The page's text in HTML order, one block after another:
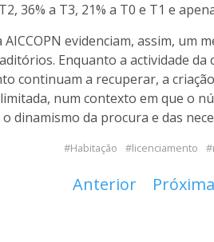
36% a T3, 21% a T0 e T1 e
AICCOPN evidenciam, assim, um
Enquanto a actividade da
continuam a recuperar, a
num contexto em que o
dinamismo da procura e das
Habitação licenciamento
Anterior Próxima